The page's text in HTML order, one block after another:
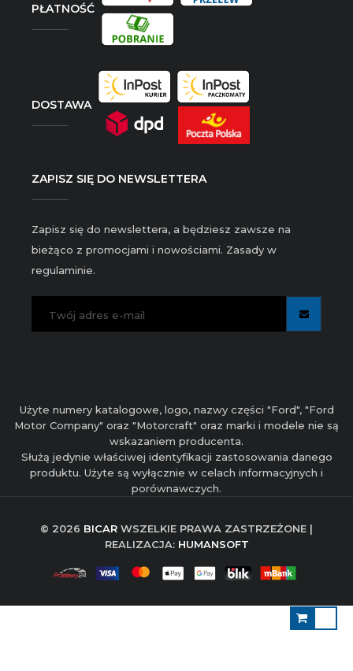
PŁATNOŚĆ
DOSTAWA
ZAPISZ SIĘ DO NEWSLETTERA
Zapisz się do newslettera, a będziesz zawsze na
bieżąco z promocjami i nowościami. Zasady w
regulaminie.
Użyte numery katalogowe, logo, nazwy części "Ford", "Ford
Motor Company" oraz "Motorcraft" oraz marki i modele nie są
wskazaniem producenta.
Służą jedynie właściwej identyfikacji zastosowania danego
produktu. Użyte są wyłącznie w celach informacyjnych i
porównawczych.
© 2026 BICAR WSZELKIE PRAWA ZASTRZEŻONE |
REALIZACJA: HUMANSOFT